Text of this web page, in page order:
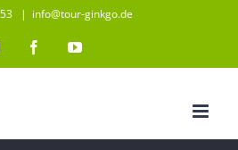
| info@tour-ginkgo.de
InstagramFacebookYouTube